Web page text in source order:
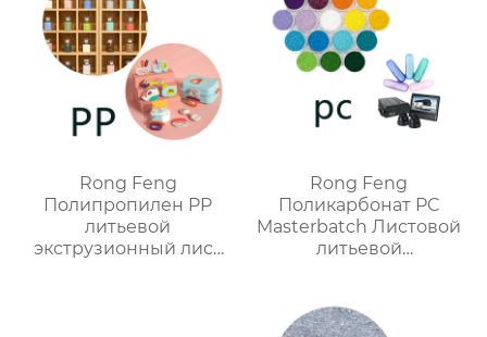
Rong Feng
Полипропилен PP
литьевой
экструзионный лист
Rong Feng
Поликарбонат PC
Masterbatch Листовой
литьевой